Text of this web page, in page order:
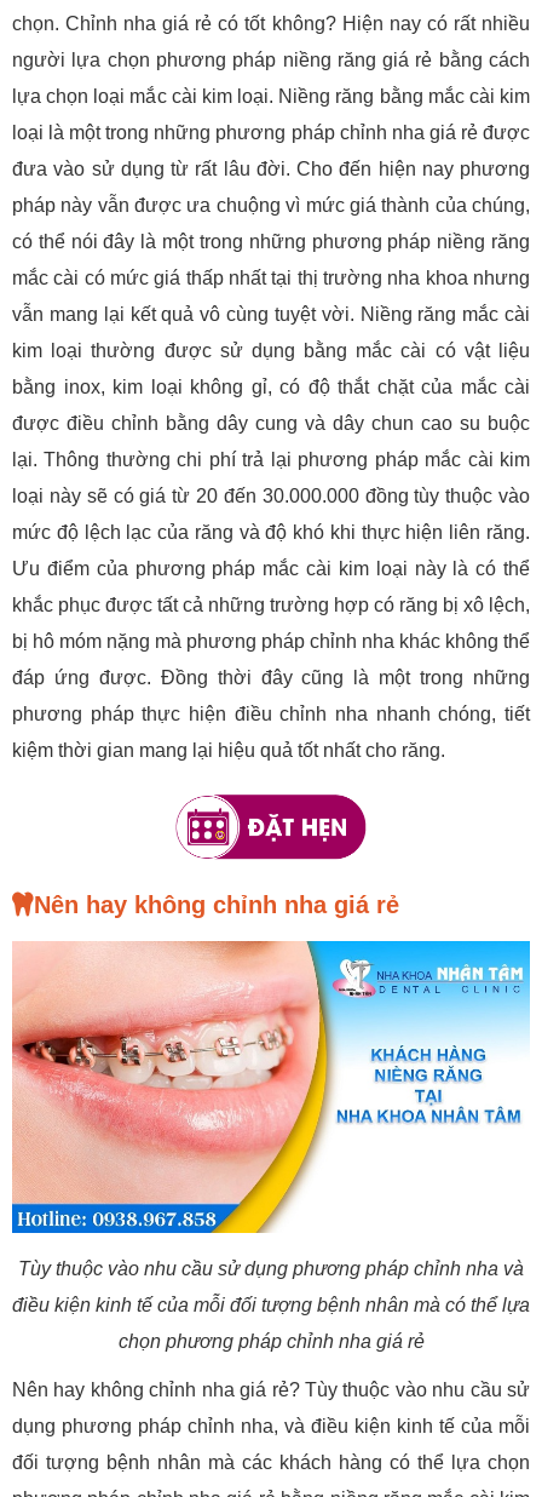
chọn. Chỉnh nha giá rẻ có tốt không? Hiện nay có rất nhiều
người lựa chọn phương pháp niềng răng giá rẻ bằng cách
lựa chọn loại mắc cài kim loại. Niềng răng bằng mắc cài kim
loại là một trong những phương pháp chỉnh nha giá rẻ được
đưa vào sử dụng từ rất lâu đời. Cho đến hiện nay phương
pháp này vẫn được ưa chuộng vì mức giá thành của chúng,
có thể nói đây là một trong những phương pháp niềng răng
mắc cài có mức giá thấp nhất tại thị trường nha khoa nhưng
vẫn mang lại kết quả vô cùng tuyệt vời. Niềng răng mắc cài
kim loại thường được sử dụng bằng mắc cài có vật liệu
bằng inox, kim loại không gỉ, có độ thắt chặt của mắc cài
được điều chỉnh bằng dây cung và dây chun cao su buộc
lại. Thông thường chi phí trả lại phương pháp mắc cài kim
loại này sẽ có giá từ 20 đến 30.000.000 đồng tùy thuộc vào
mức độ lệch lạc của răng và độ khó khi thực hiện liên răng.
Ưu điểm của phương pháp mắc cài kim loại này là có thể
khắc phục được tất cả những trường hợp có răng bị xô lệch,
bị hô móm nặng mà phương pháp chỉnh nha khác không thể
đáp ứng được. Đồng thời đây cũng là một trong những
phương pháp thực hiện điều chỉnh nha nhanh chóng, tiết
kiệm thời gian mang lại hiệu quả tốt nhất cho răng.
Nên hay không chỉnh nha giá rẻ
Tùy thuộc vào nhu cầu sử dụng phương pháp chỉnh nha và
điều kiện kinh tế của mỗi đối tượng bệnh nhân mà có thể lựa
chọn phương pháp chỉnh nha giá rẻ
Nên hay không chỉnh nha giá rẻ? Tùy thuộc vào nhu cầu sử
dụng phương pháp chỉnh nha, và điều kiện kinh tế của mỗi
đối tượng bệnh nhân mà các khách hàng có thể lựa chọn